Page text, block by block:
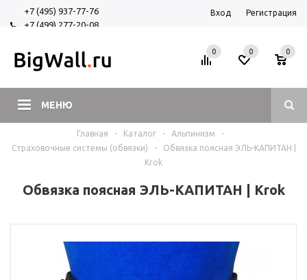
+7 (495) 937-77-76
+7 (499) 277-20-08
Вход Регистрация
МЕНЮ
0 0
0
Главная - Каталог - Альпинизм
-
Страховочные системы (обвязки)
-
Обвязка поясная ЭЛЬ-КАПИТАН |
Krok
Обвязка поясная ЭЛЬ-КАПИТАН | Krok